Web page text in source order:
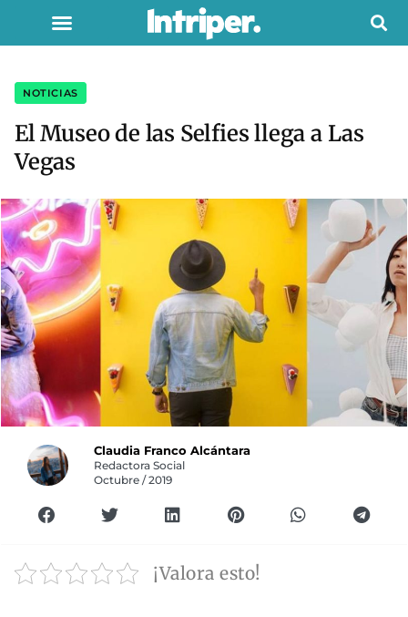
NOTICIAS
El Museo de las Selfies llega a Las
Vegas
Claudia Franco Alcántara
Redactora Social
Octubre / 2019
¡Valora esto!